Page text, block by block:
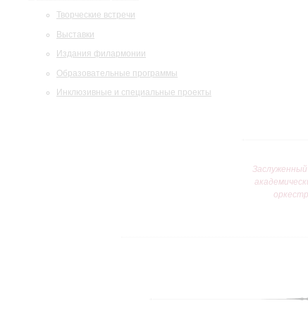
Творческие встречи
Выставки
Издания филармонии
Образовательные программы
Инклюзивные и специальные проекты